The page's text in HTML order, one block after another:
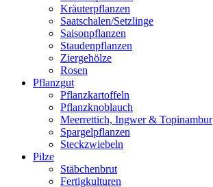
Kräuterpflanzen
Saatschalen/Setzlinge
Saisonpflanzen
Staudenpflanzen
Ziergehölze
Rosen
Pflanzgut
Pflanzkartoffeln
Pflanzknoblauch
Meerrettich, Ingwer & Topinambur
Spargelpflanzen
Steckzwiebeln
Pilze
Stäbchenbrut
Fertigkulturen